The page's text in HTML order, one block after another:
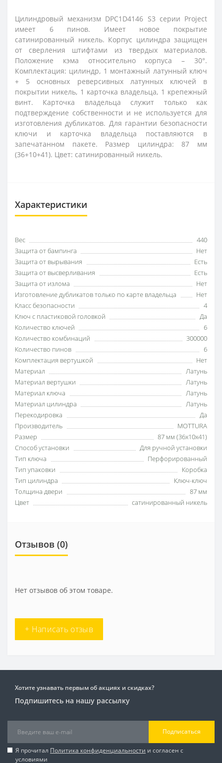
Цилиндровый механизм DPC1D4146 S3 серии Project
имеет 6 пинов. Имеет новое покрытие
сатинированный никель. Корпус цилиндра защищен
от сверления штифтами из твердых материалов.
Положение кэма относительно корпуса – 30°.
Комплектация: цилиндр, 1 монтажный латунный ключ
+ 5 основных реверсивных латунных ключей в
покрытии никель, 1 карточка владельца, 1 крепежный
винт. Карточка владельца служит только как
подтверждение собственности и не используется для
изготовления дубликатов. Для гарантии безопасности
ключи и карточка владельца поставляются в
запечатанном пакете. Размер цилиндра: 87 мм
(36+10+41). Цвет: сатинированный никель.
Характеристики
Вес
440
Защита от бампинга
Нет
Защита от вырывания
Есть
Защита от высверливания
Есть
Защита от излома
Нет
Изготовление дубликатов только по карте владельца
Нет
Класс безопасности
4
Ключ с пластиковой головкой
Да
Количество ключей
6
Количество комбинаций
300000
Количество пинов
6
Комплектация вертушкой
Нет
Материал
Латунь
Материал вертушки
Латунь
Материал ключа
Латунь
Материал цилиндра
Латунь
Перекодировка
Да
Производитель
MOTTURA
Размер
87 мм (36x10x41)
Способ установки
Для ручной установки
Тип ключа
Перфорированный
Тип упаковки
Коробка
Тип цилиндра
Ключ-ключ
Толщина двери
87 мм
Цвет
сатинированный никель
Отзывов (0)
Нет отзывов об этом товаре.
+ Написать отзыв
Хотите узнавать первым об акциях и скидках?
Подпишитесь на нашу рассылку
Подписаться
Я прочитал Политика конфиденциальности и согласен с
условиями